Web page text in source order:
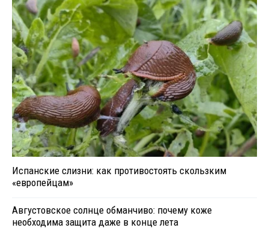
Испанские слизни: как противостоять скользким
«европейцам»
Августовское солнце обманчиво: почему коже
необходима защита даже в конце лета